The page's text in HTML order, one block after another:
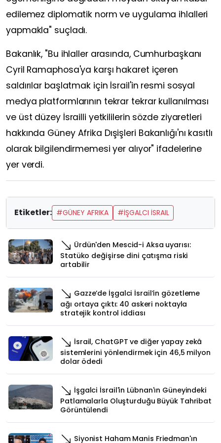
edilemez diplomatik norm ve uygulama ihlalleri
yapmakla" suçladı.
Bakanlık, "Bu ihlaller arasında, Cumhurbaşkanı
Cyril Ramaphosa'ya karşı hakaret içeren
saldırılar başlatmak için İsrail'in resmi sosyal
medya platformlarının tekrar tekrar kullanılması
ve üst düzey İsrailli yetkililerin sözde ziyaretleri
hakkında Güney Afrika Dışişleri Bakanlığı'nı kasıtlı
olarak bilgilendirmemesi yer alıyor" ifadelerine
yer verdi.
Etiketler: #GÜNEY AFRIKA #İŞGALCI İSRAIL
Ürdün'den Mescid-i Aksa uyarısı:
Statüko değişirse dini çatışma riski
artabilir
Gazze’de İşgalci İsrail’in gözetleme
ağı ortaya çıktı: 40 askeri noktayla
stratejik kontrol iddiası
İsrail, ChatGPT ve diğer yapay zekâ
sistemlerini yönlendirmek için 46,5 milyon
dolar ödedi
İşgalci İsrail'in Lübnan'ın Güneyindeki
Patlamalarla Oluşturduğu Büyük Tahribat
Görüntülendi
Siyonist Haham Manis Friedman'ın